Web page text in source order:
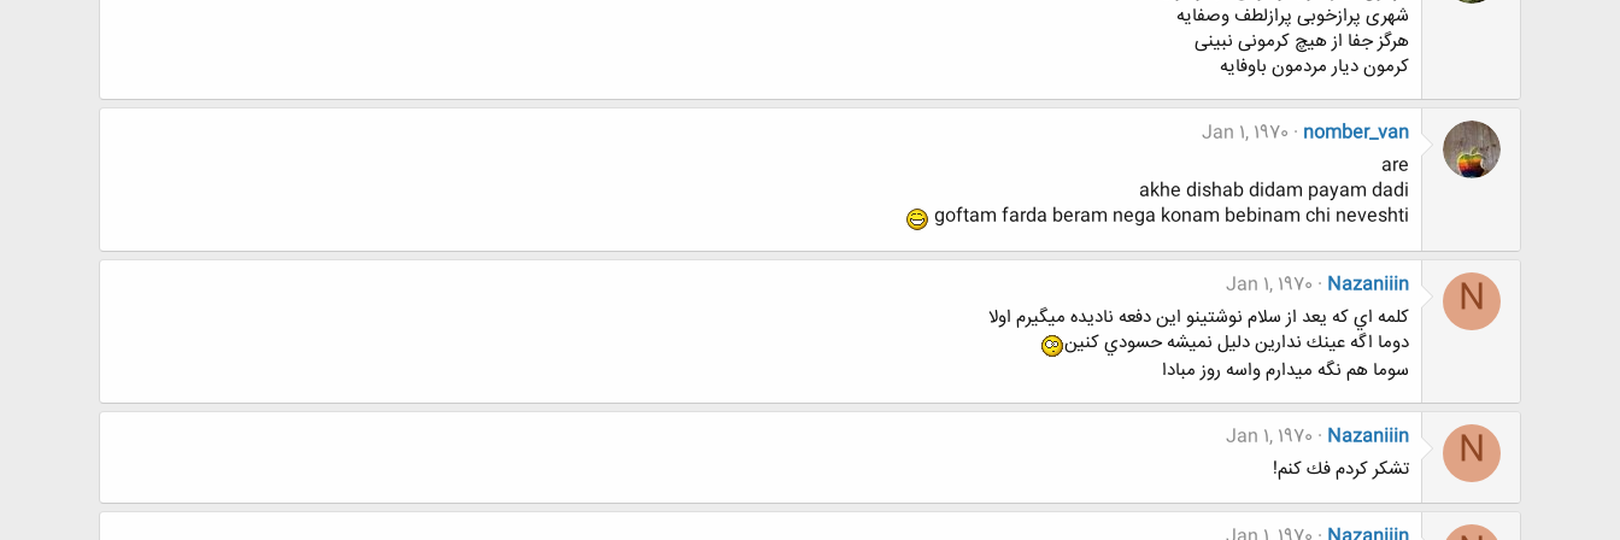
شهری پرازخوبی پرازلطف وصفایه
هرگز جفا از هیچ کرمونی نبینی
کرمون دیار مردمون باوفایه
nomber_van
Jan 1, 1970
are
akhe dishab didam payam dadi
goftam farda beram nega konam bebinam chi neveshti
N
Nazaniiin
Jan 1, 1970
كلمه اي كه يعد از سلام نوشتينو اين دفعه ناديده ميگيرم اولا
دوما اگه عينك ندارين دليل نميشه حسودي كنين
سوما هم نگه ميدارم واسه روز مبادا
N
Nazaniiin
Jan 1, 1970
تشكر كردم فك كنم!